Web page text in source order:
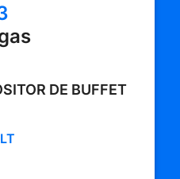
DE BUFFET